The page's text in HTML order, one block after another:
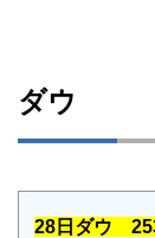
ダウ
28日ダウ